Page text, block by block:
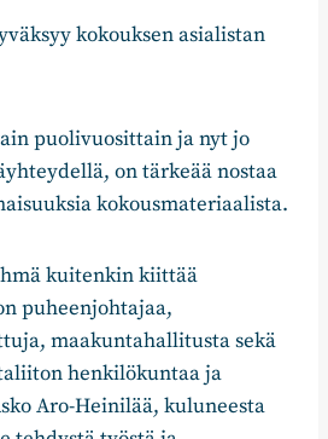
kokouksen asialistan
puolivuosittain ja nyt jo
on tärkeää nostaa
kokousmateriaalista.
kuitenkin kiittää
puheenjohtajaa,
maakuntahallitusta sekä
henkilökuntaa ja
Aro-Heinilää, kuluneesta